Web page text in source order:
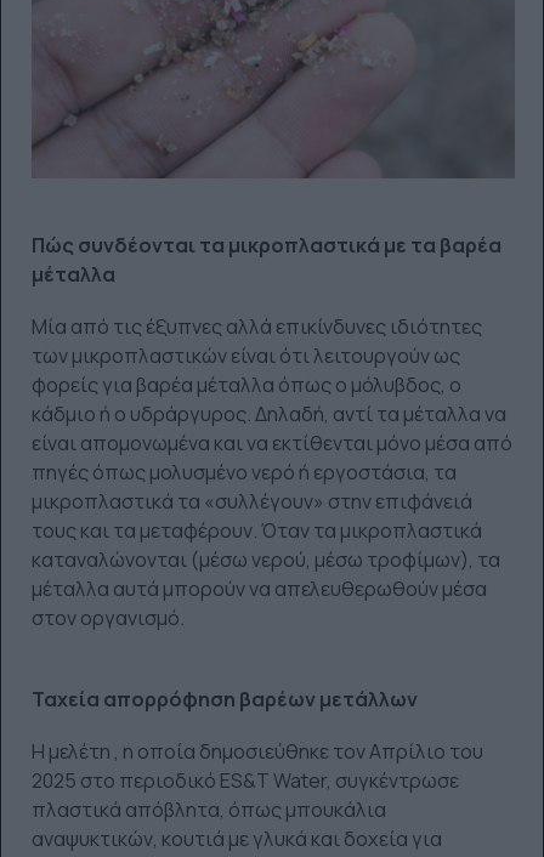
Πώς συνδέονται τα μικροπλαστικά με τα βαρέα
μέταλλα
Μία από τις έξυπνες αλλά επικίνδυνες ιδιότητες
των μικροπλαστικών είναι ότι λειτουργούν ως
φορείς για βαρέα μέταλλα όπως ο μόλυβδος, ο
κάδμιο ή ο υδράργυρος. Δηλαδή, αντί τα μέταλλα να
είναι απομονωμένα και να εκτίθενται μόνο μέσα από
πηγές όπως μολυσμένο νερό ή εργοστάσια, τα
μικροπλαστικά τα «συλλέγουν» στην επιφάνειά
τους και τα μεταφέρουν. Όταν τα μικροπλαστικά
καταναλώνονται (μέσω νερού, μέσω τροφίμων), τα
μέταλλα αυτά μπορούν να απελευθερωθούν μέσα
στον οργανισμό.
Ταχεία απορρόφηση βαρέων μετάλλων
Η μελέτη , η οποία δημοσιεύθηκε τον Απρίλιο του
2025 στο περιοδικό ES&T Water, συγκέντρωσε
πλαστικά απόβλητα, όπως μπουκάλια
αναψυκτικών, κουτιά με γλυκά και δοχεία για